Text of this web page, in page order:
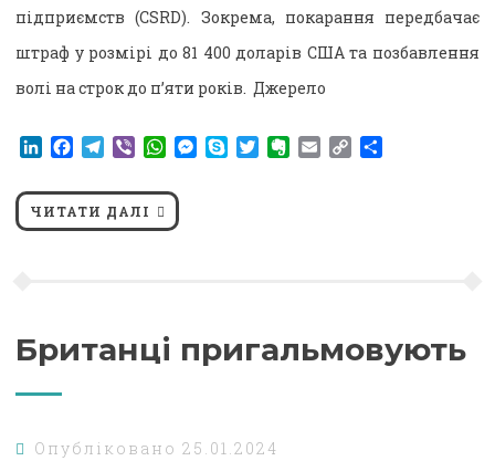
підприємств (CSRD). Зокрема, покарання передбачає
штраф у розмірі до 81 400 доларів США та позбавлення
волі на строк до п’яти років. Джерело
LinkedIn
Facebook
Telegram
ViberWhatsApp
Messenger
SkypeTwitterEvernote
EmailCopy
ЧИТАТИ ДАЛІ
Британці пригальмовують
Опубліковано 25.01.2024